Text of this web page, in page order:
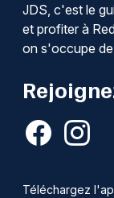
JDS, c'est le
et profiter à
on s'occupe
Téléchargez